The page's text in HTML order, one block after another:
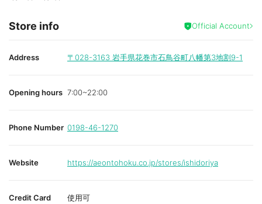
Store info Official Account
Address 〒028-3163 岩手県花巻市石鳥谷町八幡第3地割9-1
Opening hours 7:00~22:00
Phone Number 0198-46-1270
Website https://aeontohoku.co.jp/stores/ishidoriya
Credit Card
使用可